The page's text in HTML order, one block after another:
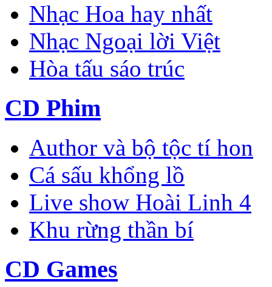
Nhạc Hoa hay nhất
Nhạc Ngoại lời Việt
Hòa tấu sáo trúc
CD Phim
Author và bộ tộc tí hon
Cá sấu khổng lồ
Live show Hoài Linh 4
Khu rừng thần bí
CD Games